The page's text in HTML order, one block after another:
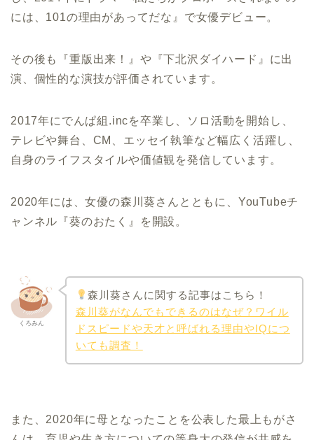
には、101の理由があってだな』で女優デビュー。
その後も『重版出来！』や『下北沢ダイハード』に出
演、個性的な演技が評価されています。
2017年にでんぱ組.incを卒業し、ソロ活動を開始し、
テレビや舞台、CM、エッセイ執筆など幅広く活躍し、
自身のライフスタイルや価値観を発信しています。
2020年には、女優の森川葵さんとともに、YouTubeチ
ャンネル『葵のおたく』を開設。
くろみん
森川葵さんに関する記事はこちら！
森川葵がなんでもできるのはなぜ？ワイル
ドスピードや天才と呼ばれる理由やIQにつ
いても調査！
また、2020年に母となったことを公表した最上もがさ